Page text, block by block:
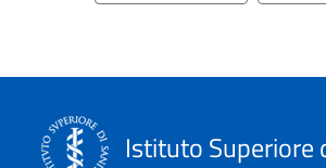
Istituto Superiore